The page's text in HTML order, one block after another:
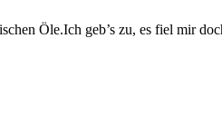
Öle.Ich geb’s zu, es fiel mir